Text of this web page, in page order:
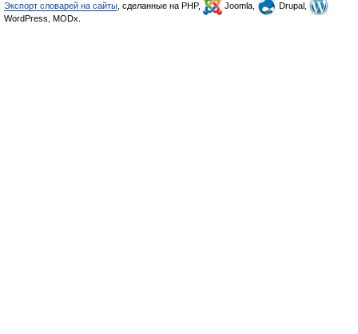
Экспорт словарей на сайты , сделанные на PHP, Joomla,
Drupal,
WordPress, MODx.